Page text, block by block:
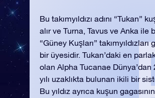
Bu takımyıldızı adını “Tukan”
alır ve Turna, Tavus ve Anka ile
“Güney Kuşları” takımyıldızları
bir üyesidir. Tukan’daki en parlak
olan Alpha Tucanae Dünya’dan
yılı uzaklıkta bulunan ikili bir
Bu yıldız ayrıca kuşun